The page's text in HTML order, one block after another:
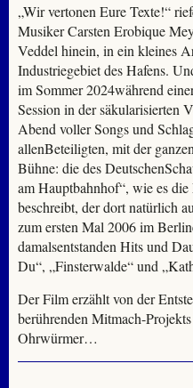
„Wir vertonen Eure Texte!“
Musiker Carsten Erobique
Veddel hinein, in ein kleines
Industriegebiet des Hafens.
im Sommer 2024während
Session in der säkularisierten
Abend voller Songs und
allenBeteiligten, mit der
Bühne: die des
am Hauptbahnhof“, wie es
beschreibt, der dort natürlich
zum ersten Mal 2006 im
damalsentstanden Hits und
Du“, „Finsterwalde“ und
Der Film erzählt von der
berührenden Mitmach-
Ohrwürmer…